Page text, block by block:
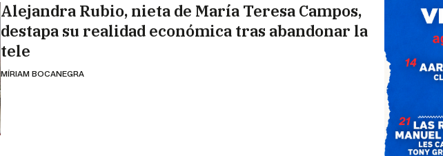
Alejandra Rubio, nieta de María Teresa Campos,
destapa su realidad económica tras abandonar la
tele
MÍRIAM BOCANEGRA